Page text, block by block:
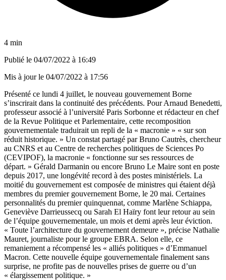
4 min
Publié le 04/07/2022 à 16:49
Mis à jour le 04/07/2022 à 17:56
Présenté ce lundi 4 juillet, le nouveau gouvernement Borne
s’inscrirait dans la continuité des précédents. Pour Arnaud Benedetti,
professeur associé à l’université Paris Sorbonne et rédacteur en chef
de la Revue Politique et Parlementaire, cette recomposition
gouvernementale traduirait un repli de la « macronie » « sur son
réduit historique. » Un constat partagé par Bruno Cautrès, chercheur
au CNRS et au Centre de recherches politiques de Sciences Po
(CEVIPOF), la macronie « fonctionne sur ses ressources de
départ. » Gérald Darmanin ou encore Bruno Le Maire sont en poste
depuis 2017, une longévité record à des postes ministériels. La
moitié du gouvernement est composée de ministres qui étaient déjà
membres du premier gouvernement Borne, le 20 mai. Certaines
personnalités du premier quinquennat, comme Marlène Schiappa,
Geneviève Darrieussecq ou Sarah El Haïry font leur retour au sein
de l’équipe gouvernementale, un mois et demi après leur éviction.
« Toute l’architecture du gouvernement demeure », précise Nathalie
Mauret, journaliste pour le groupe EBRA. Selon elle, ce
remaniement a récompensé les « alliés politiques » d’Emmanuel
Macron. Cette nouvelle équipe gouvernementale finalement sans
surprise, ne profite pas de nouvelles prises de guerre ou d’un
« élargissement politique. »